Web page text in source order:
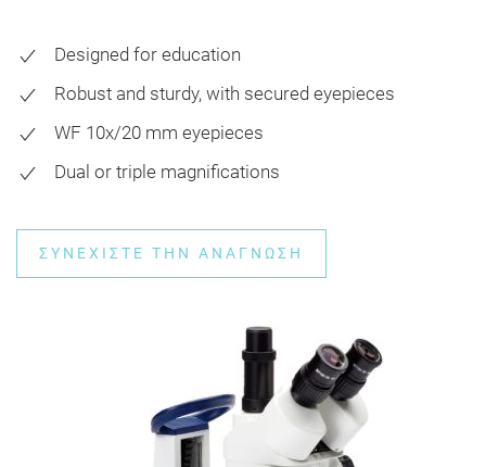
Designed for education
Robust and sturdy, with secured eyepieces
WF 10x/20 mm eyepieces
Dual or triple magnifications
ΣΥΝΕΧΊΣΤΕ ΤΗΝ ΑΝΆΓΝΩΣΗ